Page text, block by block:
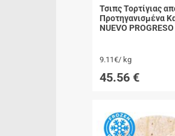
Τσιπς Τορτίγιας
Προτηγανισμένα
NUEVO PROGRESO
9.11€/ kg
45.56 €